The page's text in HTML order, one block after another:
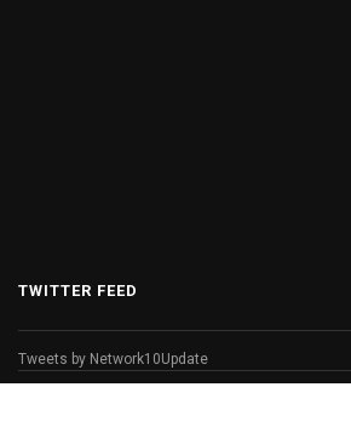
TWITTER FEED
Tweets by Network10Update